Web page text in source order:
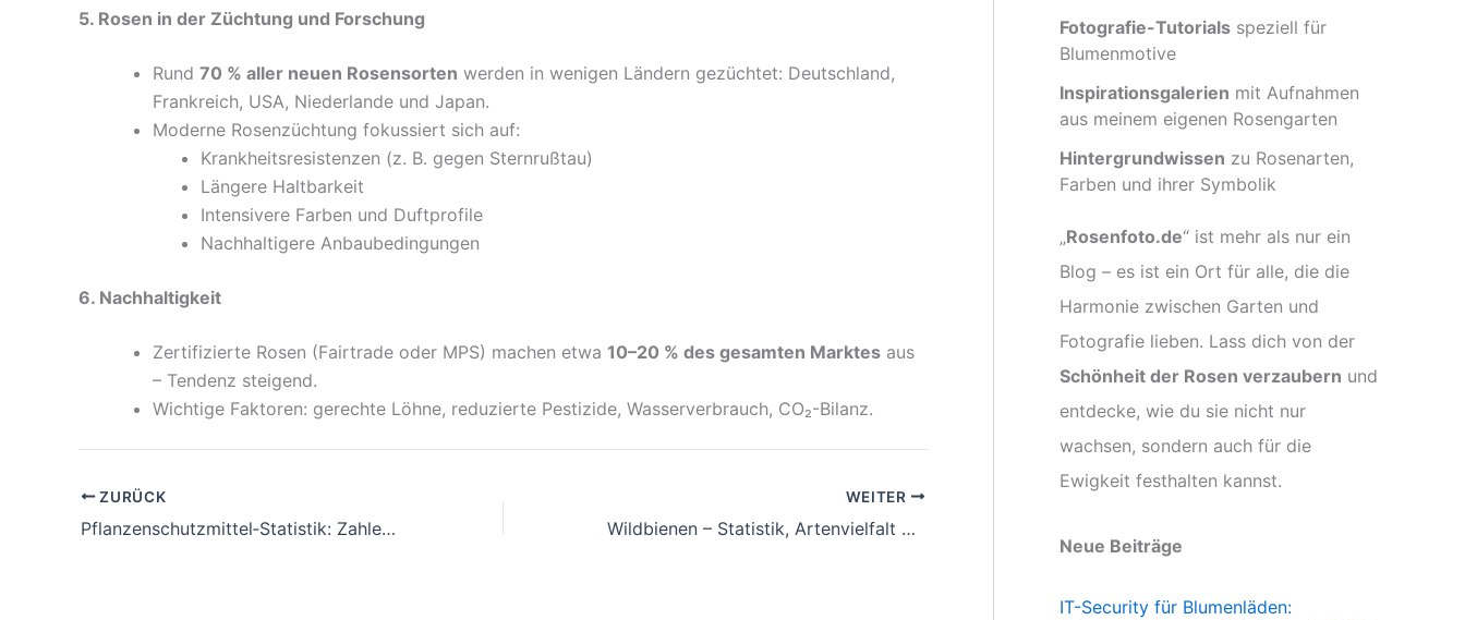
5. Rosen in der Züchtung und Forschung
Rund 70 % aller neuen Rosensorten werden in wenigen Ländern gezüchtet: Deutschland,
Frankreich, USA, Niederlande und Japan.
Moderne Rosenzüchtung fokussiert sich auf:
Krankheitsresistenzen (z. B. gegen Sternrußtau)
Längere Haltbarkeit
Intensivere Farben und Duftprofile
Nachhaltigere Anbaubedingungen
6. Nachhaltigkeit
Zertifizierte Rosen (Fairtrade oder MPS) machen etwa 10–20 % des gesamten Marktes aus
– Tendenz steigend.
Wichtige Faktoren: gerechte Löhne, reduzierte Pestizide, Wasserverbrauch, CO₂-Bilanz.
ZURÜCK
Pflanzenschutzmittel‑Statistik: Zahlen, Einsatz und Trends
WEITER
Wildbienen – Statistik, Artenvielfalt & Bedeutung
Fotografie-Tutorials speziell für
Blumenmotive
Inspirationsgalerien mit Aufnahmen
aus meinem eigenen Rosengarten
Hintergrundwissen zu Rosenarten,
Farben und ihrer Symbolik
„Rosenfoto.de“ ist mehr als nur ein
Blog – es ist ein Ort für alle, die die
Harmonie zwischen Garten und
Fotografie lieben. Lass dich von der
Schönheit der Rosen verzaubern und
entdecke, wie du sie nicht nur
wachsen, sondern auch für die
Ewigkeit festhalten kannst.
Neue Beiträge
IT-Security für Blumenläden: